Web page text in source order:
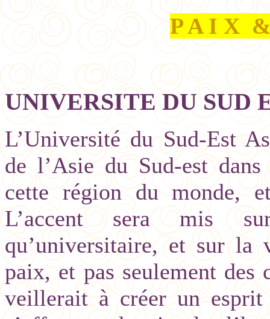
P A I X
UNIVERSITE DU SUD
L’Université du Sud-Est
de l’Asie du Sud-est
cette région du monde,
L’accent sera mis
qu’universitaire, et sur la
paix, et pas seulement des
veillerait à créer un